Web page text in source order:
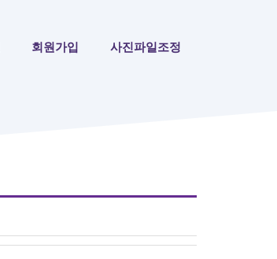
회원가입 사진파일조정